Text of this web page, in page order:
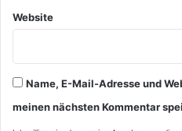
Website
Name, E-Mail-Adresse und
meinen nächsten Kommentar